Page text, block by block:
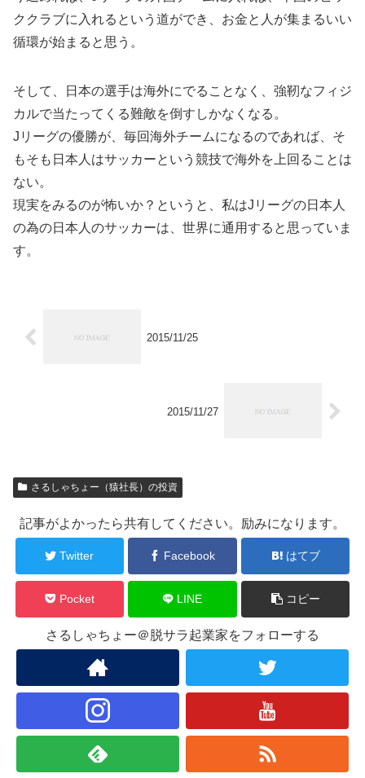
ククラブに入れるという道ができ、お金と人が集まるいい
循環が始まると思う。
そして、日本の選手は海外にでることなく、強靭なフィジ
カルで当たってくる難敵を倒すしかなくなる。
Jリーグの優勝が、毎回海外チームになるのであれば、そ
もそも日本人はサッカーという競技で海外を上回ることは
ない。
現実をみるのが怖いか？というと、私はJリーグの日本人
の為の日本人のサッカーは、世界に通用すると思っていま
す。
2015/11/25
2015/11/27
さるしゃちょー（猿社長）の投資
記事がよかったら共有してください。励みになります。
Twitter Facebook はてブ
Pocket LINE コピー
さるしゃちょー＠脱サラ起業家をフォローする